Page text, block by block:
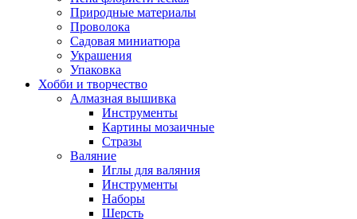
Природные материалы
Проволока
Садовая миниатюра
Украшения
Упаковка
Хобби и творчество
Алмазная вышивка
Инструменты
Картины мозаичные
Стразы
Валяние
Иглы для валяния
Инструменты
Наборы
Шерсть